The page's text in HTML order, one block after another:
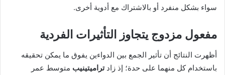
سواء بشكل منفرد أو بالاشتراك مع أدوية أخرى.
مفعول مزدوج يتجاوز التأثيرات الفردية
أظهرت النتائج أن تأثير الجمع بين الدواءين يفوق ما يمكن تحقيقه
باستخدام كل منهما على حدة؛ إذ زادتراميتينيب متوسط عمر